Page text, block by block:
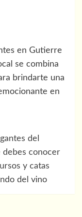
en Gutierre
se combina
brindarte una
en
del
debes conocer
y catas
del vino